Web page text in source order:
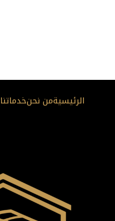
الرئيسيةمن نحنخدماتنا